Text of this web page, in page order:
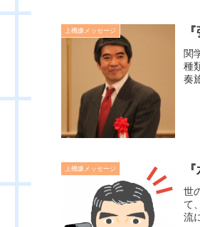
上機嫌メッセージ
関
種
奏
上機嫌メッセージ
世
て
流